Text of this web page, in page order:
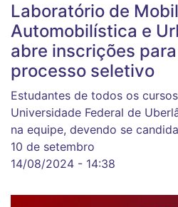
Laboratório de
Automobilística e
abre inscrições
processo seletivo
Estudantes de todos os
Universidade Federal de
na equipe, devendo se
10 de setembro
14/08/2024 - 14:38